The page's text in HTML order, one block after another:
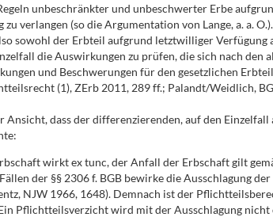
unbeschränkter und unbeschwerter Erbe
zu verlangen (so die Argumentation von Lange, a. a.
sowohl der Erbteil aufgrund letztwilliger
die Auswirkungen zu prüfen, die sich nach
und Beschwerungen für den gesetzlichen
(1), ZErb 2011, 289 ff.; Palandt/Weidlich,
Ansicht, dass der differenzierenden, auf den
wirkt ex tunc, der Anfall der Erbschaft gilt
der §§ 2306 f. BGB bewirke die Ausschlagung
NJW 1966, 1648). Demnach ist der
Ein Pflichtteilsverzicht wird mit der Ausschlagung